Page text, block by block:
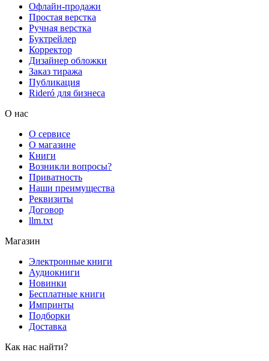
Офлайн-продажи
Простая верстка
Ручная верстка
Буктрейлер
Корректор
Дизайнер обложки
Заказ тиража
Публикация
Rideró для бизнеса
О нас
О сервисе
О магазине
Книги
Возникли вопросы?
Приватность
Наши преимущества
Реквизиты
Договор
llm.txt
Магазин
Электронные книги
Аудиокниги
Новинки
Бесплатные книги
Импринты
Подборки
Доставка
Как нас найти?